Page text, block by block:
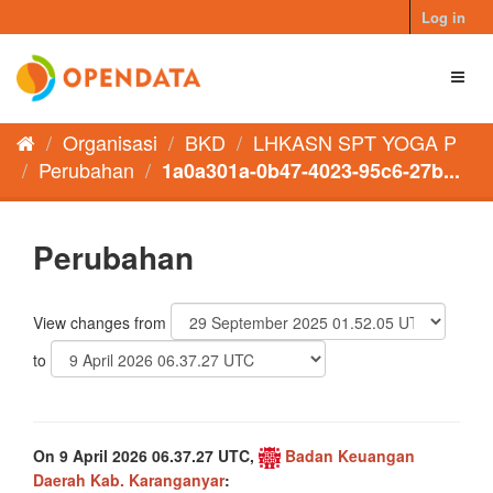
to
content
Log in
Organisasi BKD
LHKASN SPT YOGA P
Perubahan
1a0a301a-0b47-4023-95c6-27b...
Perubahan
View changes from
to
On 9 April 2026 06.37.27 UTC,
Badan Keuangan
Daerah Kab. Karanganyar: